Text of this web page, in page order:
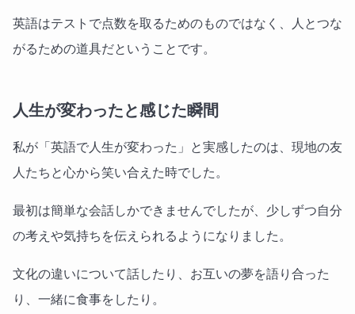
英語はテストで点数を取るためのものではなく、人とつな
がるための道具だということです。
人生が変わったと感じた瞬間
私が「英語で人生が変わった」と実感したのは、現地の友
人たちと心から笑い合えた時でした。
最初は簡単な会話しかできませんでしたが、少しずつ自分
の考えや気持ちを伝えられるようになりました。
文化の違いについて話したり、お互いの夢を語り合った
り、一緒に食事をしたり。